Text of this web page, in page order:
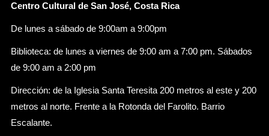
Centro Cultural de San José, Costa Rica
De lunes a sábado de 9:00am a 9:00pm
Biblioteca: de lunes a viernes de 9:00 am a 7:00 pm. Sábados
de 9:00 am a 2:00 pm
Dirección: de la Iglesia Santa Teresita 200 metros al este y 200
metros al norte. Frente a la Rotonda del Farolito. Barrio
Escalante.